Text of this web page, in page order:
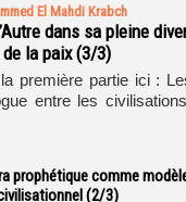
El Mahdi Krabch
dans sa pleine
la paix (3/3)
première partie ici :
entre les
prophétique comme
(2/3)